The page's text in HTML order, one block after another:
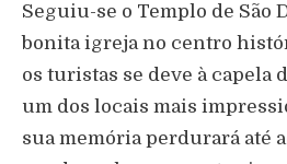
Seguiu-se o Templo de São
bonita igreja no centro
os turistas se deve à capela
um dos locais mais
sua memória perdurará até